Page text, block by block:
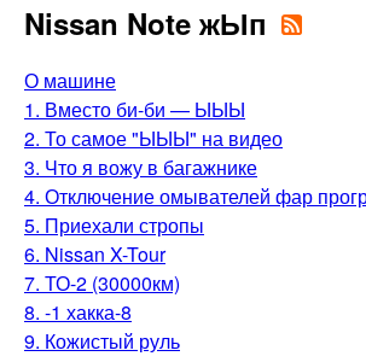
Nissan Note жЫп
О машине
1. Вместо би-би — ЫЫЫ
2. То самое "ЫЫЫ" на видео
3. Что я вожу в багажнике
4. Отключение омывателей фар
5. Приехали стропы
6. Nissan X-Tour
7. ТО-2 (30000км)
8. -1 хакка-8
9. Кожистый руль